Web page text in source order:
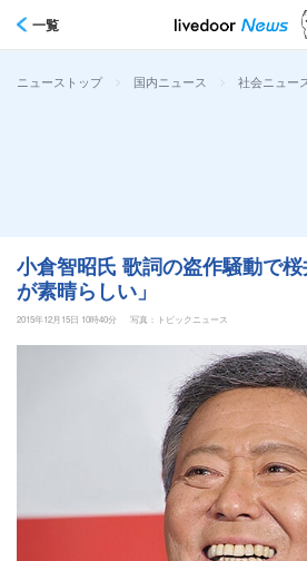
一覧
ニューストップ > 国内ニュース > 社会ニュー
小倉智昭氏 歌詞の盗作騒動で
が素晴らしい」
2015年12月15日 10時40分
写真：トピックニュース